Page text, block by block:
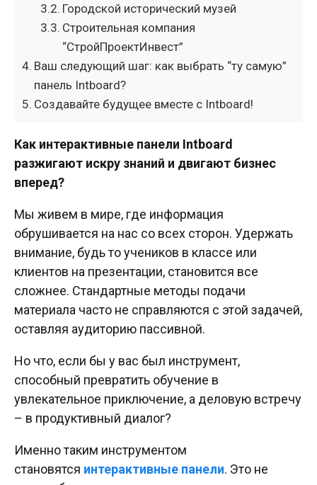
Городской исторический музей
Строительная компания
“СтройПроектИнвест”
Ваш следующий шаг: как выбрать “ту самую”
панель Intboard?
Создавайте будущее вместе с Intboard!
Как интерактивные панели Intboard
разжигают искру знаний и двигают бизнес
вперед?
Мы живем в мире, где информация
обрушивается на нас со всех сторон. Удержать
внимание, будь то учеников в классе или
клиентов на презентации, становится все
сложнее. Стандартные методы подачи
материала часто не справляются с этой задачей,
оставляя аудиторию пассивной.
Но что, если бы у вас был инструмент,
способный превратить обучение в
увлекательное приключение, а деловую встречу
– в продуктивный диалог?
Именно таким инструментом
становятся интерактивные панели. Это не